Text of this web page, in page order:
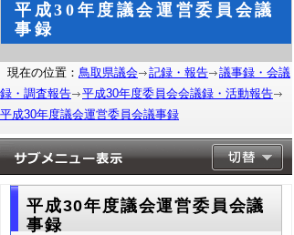
平成30年度議会運営委員会議
事録
現在の位置： 鳥取県議会 記録・報告
議事録・会議
録・調査報告
平成30年度委員会会議録・活動報告
平成30年度議会運営委員会議事録
平成30年度議会運営委員会議
事録